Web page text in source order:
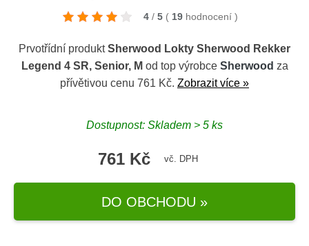
4 / 5 ( 19 hodnocení )
Prvotřídní produktSherwood Lokty Sherwood Rekker
Legend 4 SR, Senior, M od top výrobce Sherwood za
přívětivou cenu 761 Kč. Zobrazit více »
Dostupnost: Skladem > 5 ks
761 Kč vč. DPH
DO OBCHODU »